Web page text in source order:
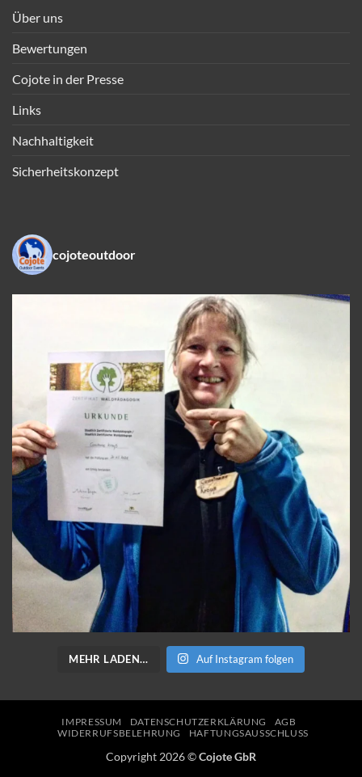
Über uns
Bewertungen
Cojote in der Presse
Links
Nachhaltigkeit
Sicherheitskonzept
cojoteoutdoor
MEHR LADEN… Auf Instagram folgen
IMPRESSUM DATENSCHUTZERKLÄRUNG
AGB
WIDERRUFSBELEHRUNG
HAFTUNGSAUSSCHLUSS
Copyright 2026 ©Cojote GbR